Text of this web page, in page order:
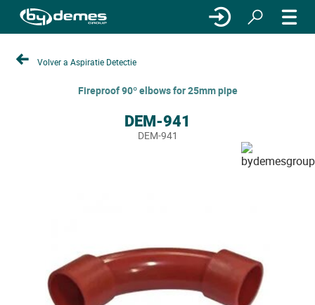
Volver a Aspiratie Detectie
Fireproof 90º elbows for 25mm pipe
DEM-941
DEM-941